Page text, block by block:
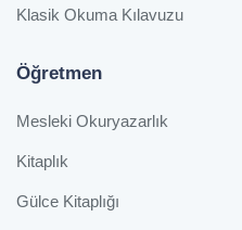
Klasik Okuma Kılavuzu
Öğretmen
Mesleki Okuryazarlık
Kitaplık
Gülce Kitaplığı